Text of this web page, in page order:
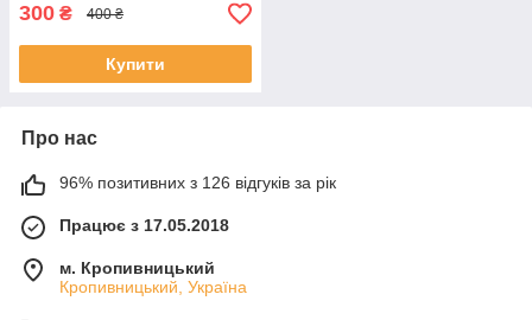
300 ₴ 400 ₴
Купити
Про нас
96% позитивних з 126 відгуків за рік
Працює з 17.05.2018
м. Кропивницький
Кропивницький, Україна